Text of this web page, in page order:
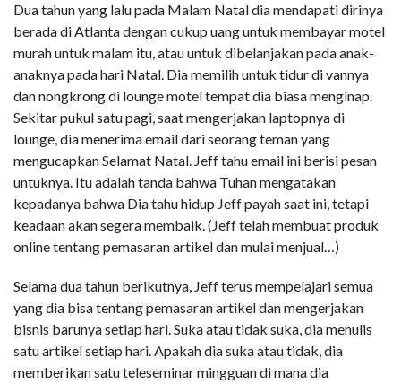
Dua tahun yang lalu pada Malam Natal dia mendapati dirinya
berada di Atlanta dengan cukup uang untuk membayar motel
murah untuk malam itu, atau untuk dibelanjakan pada anak-
anaknya pada hari Natal. Dia memilih untuk tidur di vannya
dan nongkrong di lounge motel tempat dia biasa menginap.
Sekitar pukul satu pagi, saat mengerjakan laptopnya di
lounge, dia menerima email dari seorang teman yang
mengucapkan Selamat Natal. Jeff tahu email ini berisi pesan
untuknya. Itu adalah tanda bahwa Tuhan mengatakan
kepadanya bahwa Dia tahu hidup Jeff payah saat ini, tetapi
keadaan akan segera membaik. (Jeff telah membuat produk
online tentang pemasaran artikel dan mulai menjual…)
Selama dua tahun berikutnya, Jeff terus mempelajari semua
yang dia bisa tentang pemasaran artikel dan mengerjakan
bisnis barunya setiap hari. Suka atau tidak suka, dia menulis
satu artikel setiap hari. Apakah dia suka atau tidak, dia
memberikan satu teleseminar mingguan di mana dia